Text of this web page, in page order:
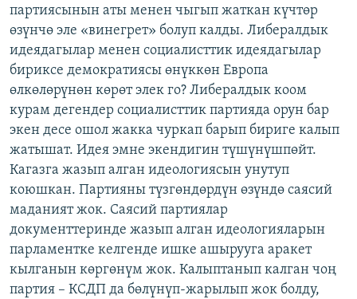
партиясынын аты менен чыгып жаткан күчтөр
өзүнчө эле «винегрет» болуп калды. Либералдык
идеядагылар менен социалисттик идеядагылар
бириксе демократиясы өнүккөн Европа
өлкөлөрүнөн көрөт элек го? Либералдык коом
курам дегендер социалисттик партияда орун бар
экен десе ошол жакка чуркап барып бириге калып
жатышат. Идея эмне экендигин түшүнүшпөйт.
Кагазга жазып алган идеологиясын унутуп
коюшкан. Партияны түзгөндөрдүн өзүндө саясий
маданият жок. Саясий партиялар
документтеринде жазып алган идеологияларын
парламентке келгенде ишке ашырууга аракет
кылганын көргөнүм жок. Калыптанып калган чоң
партия – КСДП да бөлүнүп-жарылып жок болду,